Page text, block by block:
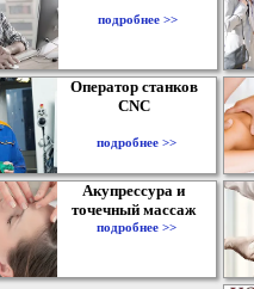
подробнее >>
Оператор станков
CNC
подробнее >>
Акупрессура и
точечный массаж
подробнее >>